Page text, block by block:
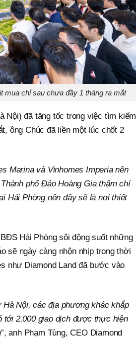
mua chỉ sau chưa đầy 1 tháng ra mắt
Nội) đã tăng tốc trong việc tìm kiếm
ông Chúc đã liền một lúc chốt 2
Marina và Vinhomes Imperia nên
phố Đảo Hoàng Gia thậm chí
Hải Phòng nên đây sẽ là nơi thiết
Hải Phòng sôi động suốt những
sẽ ngày càng nhộn nhịp trong thời
như Diamond Land đã bước vào
Nội, các địa phương khác khắp
2.000 giao dịch được thực hiện
”, anh Phạm Tùng, CEO Diamond